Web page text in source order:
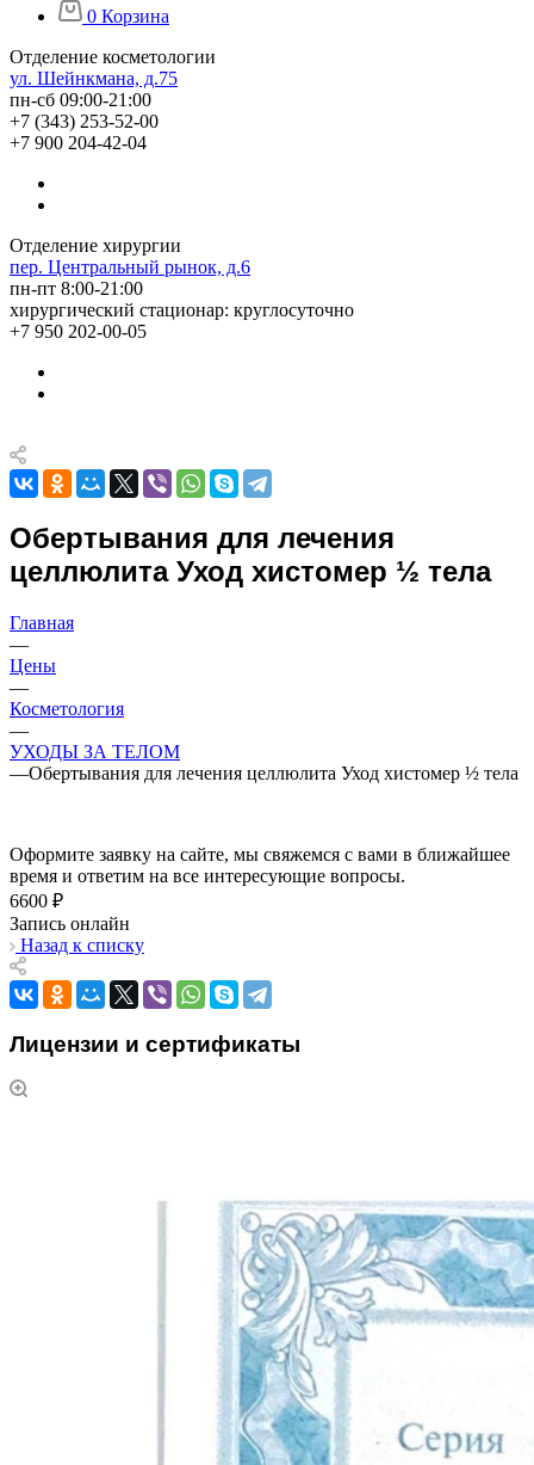
0 Корзина
Отделение косметологии
ул. Шейнкмана, д.75
пн-сб 09:00-21:00
+7 (343) 253-52-00
+7 900 204-42-04
Отделение хирургии
пер. Центральный рынок, д.6
пн-пт 8:00-21:00
хирургический стационар: круглосуточно
+7 950 202-00-05
Обертывания для лечения
целлюлита Уход хистомер ½ тела
Главная
—
Цены
—
Косметология
—
УХОДЫ ЗА ТЕЛОМ
—Обертывания для лечения целлюлита Уход хистомер ½ тела
Оформите заявку на сайте, мы свяжемся с вами в ближайшее
время и ответим на все интересующие вопросы.
6600 ₽
Запись онлайн
Назад к списку
Лицензии и сертификаты